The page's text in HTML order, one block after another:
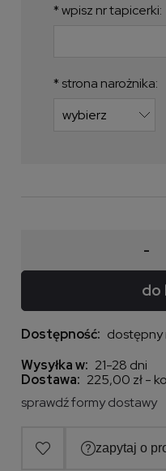
*wpisz nr tapicerki:
* strona narożnika:
-
do
Dostępność: dostępny
Wysyłka w: 21-28 dni
Dostawa: 225,00 zł-
Cena nie zawiera
sprawdź formy dostawy